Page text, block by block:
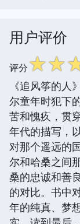
用户评价
评分☆☆
《追风筝的人
尔童年时犯下
苦和愧疚，贯
年代的描写，
对那个遥远的
尔和哈桑之间
桑的忠诚和善
的对比。书中
年的纯真、梦